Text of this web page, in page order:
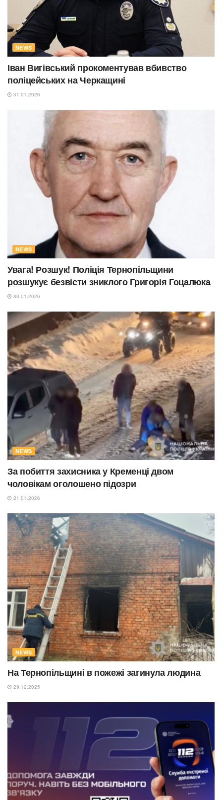
NEWS
Іван Вигівський прокоментував вбивство
поліцейських на Черкащині
31.01.2026
NEWS
Увага! Розшук! Поліція Тернопільщини
розшукує безвісти зниклого Григорія Гоцалюка
30.01.2026
NEWS
За побиття захисника у Кременці двом
чоловікам оголошено підозри
21.01.2026
NEWS
На Тернопільщині в пожежі загинула людина
29.12.2025